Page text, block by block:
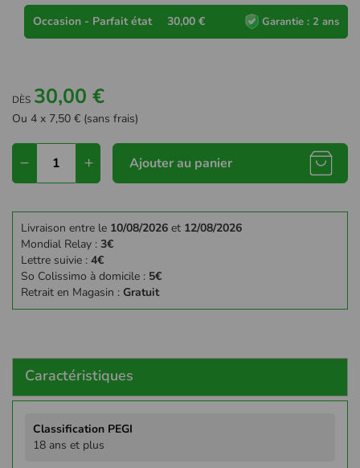
Occasion - Parfait état 30,00 € Garantie : 2 ans
DÈS 30,00 €
Ou 4 x 7,50 € (sans frais)
Ajouter au panier
Livraison entre le 10/08/2026 et 12/08/2026
Mondial Relay : 3€
Lettre suivie : 4€
So Colissimo à domicile : 5€
Retrait en Magasin : Gratuit
Caractéristiques
d'infos
18 ans et plus